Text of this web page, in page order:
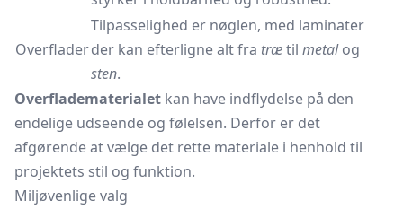
Overflader
Tilpasselighed er nøglen, med laminater
der kan efterligne alt fra trætil metalog
sten.
Overfladematerialet kan have indflydelse på den
endelige udseende og følelsen. Derfor er det
afgørende at vælge det rette materiale i henhold til
projektets stil og funktion.
Miljøvenlige valg